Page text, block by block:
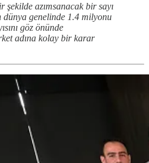
şekilde azımsanacak bir sayı
dünya genelinde 1.4 milyonu
göz önünde
adına kolay bir karar